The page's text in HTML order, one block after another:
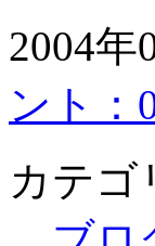
2004年
ント：
カテゴ